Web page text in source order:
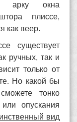
арку окна
плиссе,
как веер.
существует
ручных, так и
только от
Но какой бы
тонко
опускания
вид